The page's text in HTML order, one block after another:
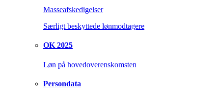
Masseafskedigelser
Særligt beskyttede lønmodtagere
OK 2025
Løn på hovedoverenskomsten
Persondata